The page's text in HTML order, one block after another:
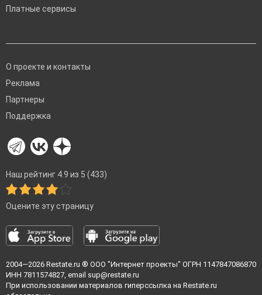
Платные сервисы
О проекте и контакты
Реклама
Партнеры
Поддержка
Наш рейтинг 4.9 из 5 (433)
Оцените эту страницу
2004—2026 Restate.ru ® ООО "Интернет проекты" ОГРН 1147847086870
ИНН 7811574827, email sup@restate.ru
При использовании материалов гиперссылка на Restate.ru